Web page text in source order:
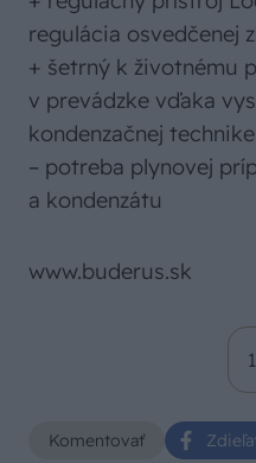
regulácia osvedčenej
+ šetrný k životnému
v prevádzke vďaka
kondenzačnej technike
– potreba plynovej
a kondenzátu
www.buderus.sk
Komentovať